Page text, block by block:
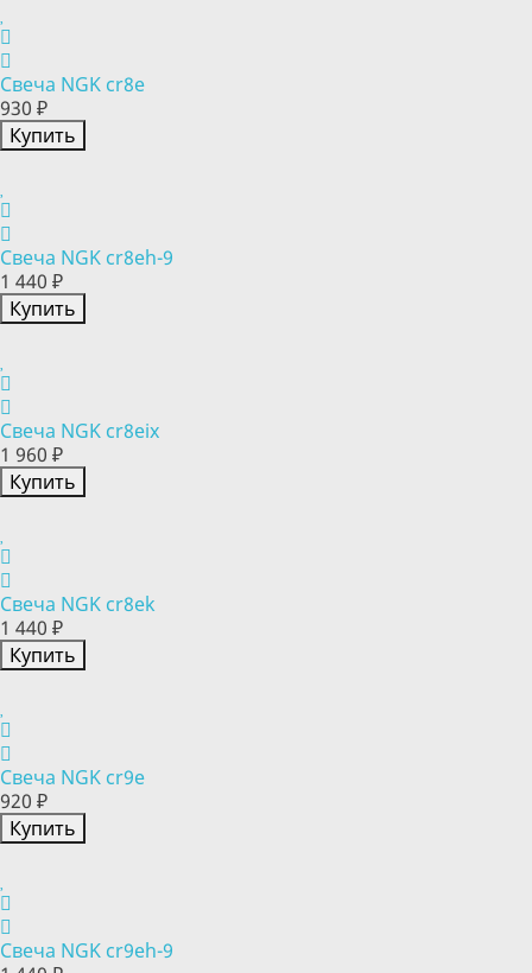
Свеча NGK cr8e
930 ₽
Купить
Свеча NGK cr8eh-9
1 440 ₽
Купить
Свеча NGK cr8eix
1 960 ₽
Купить
Свеча NGK cr8ek
1 440 ₽
Купить
Свеча NGK cr9e
920 ₽
Купить
Свеча NGK cr9eh-9